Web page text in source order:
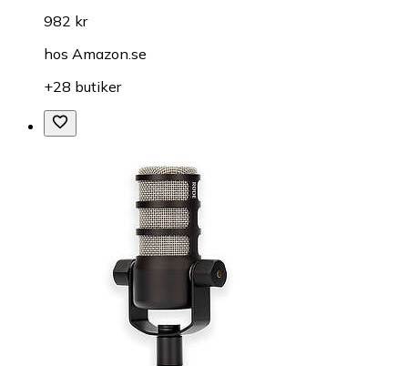
982 kr
hos Amazon.se
+28 butiker